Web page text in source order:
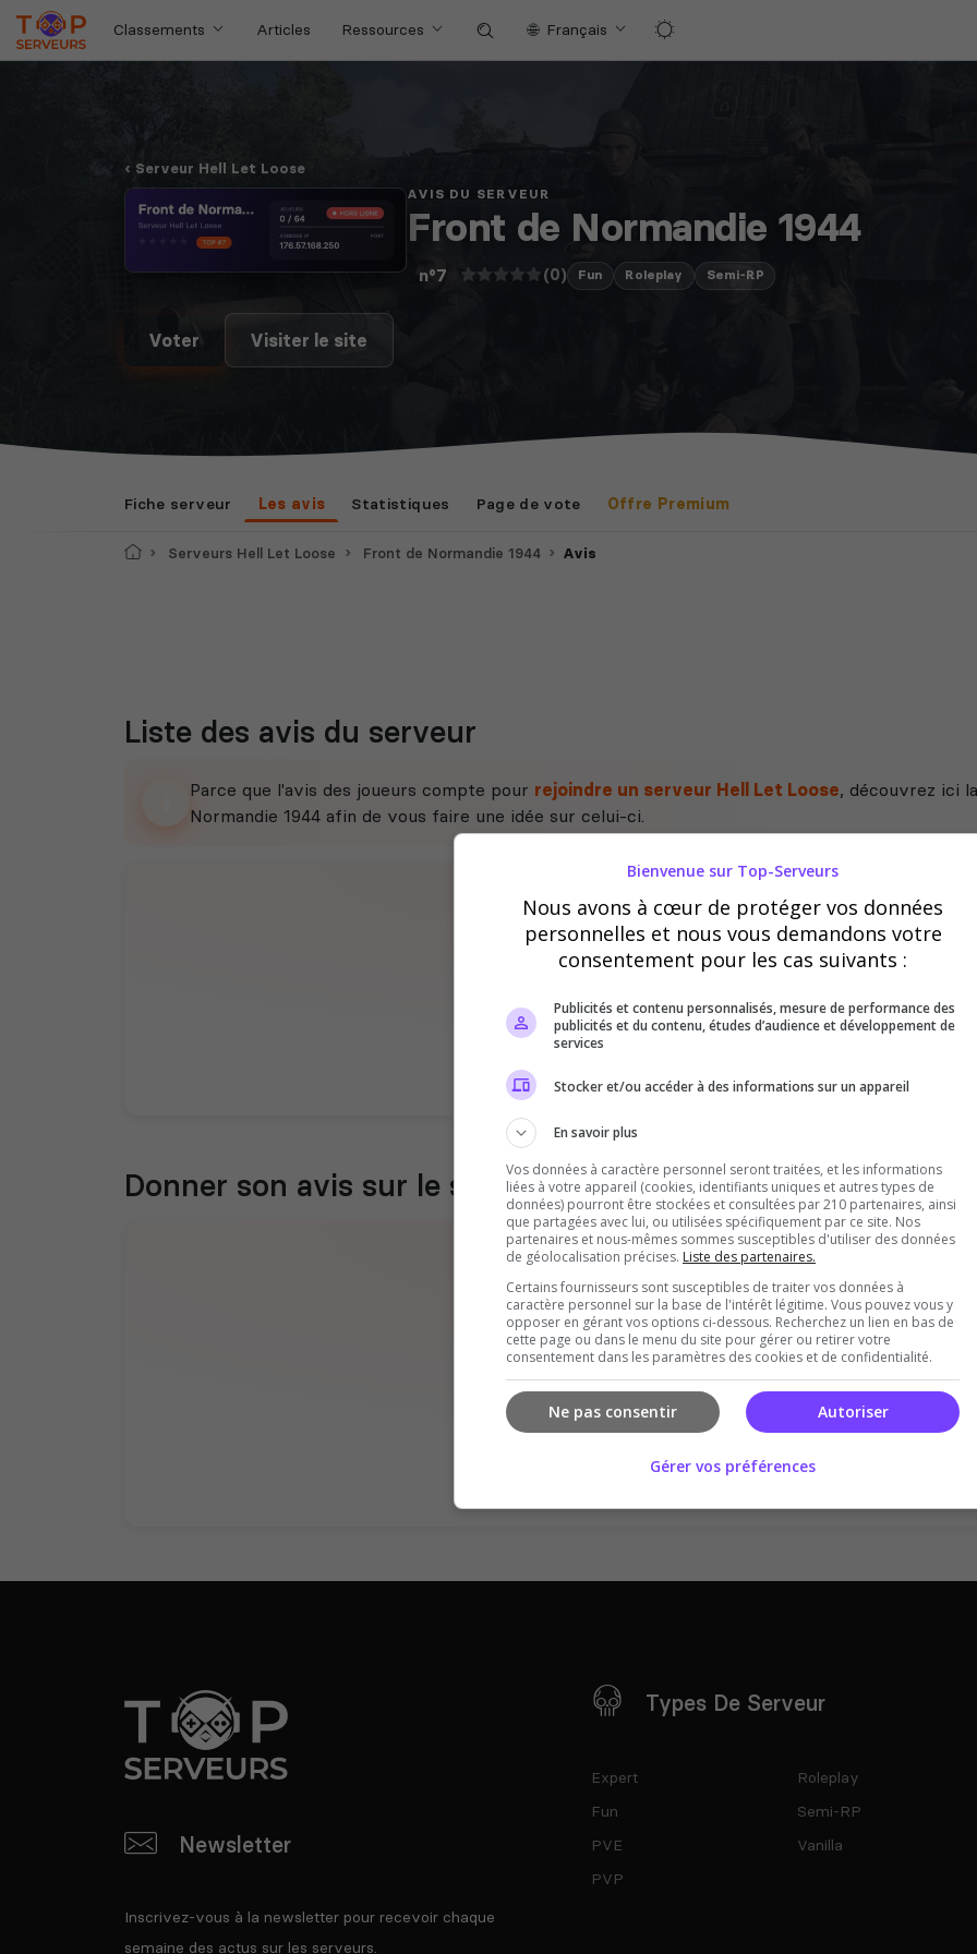
Classements Articles Ressources Français
Serveur Hell Let Loose
AVIS DU SERVEUR
Front de Normandie 1944
n°7 (0) Fun Roleplay Semi-RP
Voter Visiter le site
Fiche serveur Les avis Statistiques Page de vote Offre Premium
AccueilServeurs Hell Let Loose Front de Normandie 1944 Avis
Liste des avis du serveur
Parce que l'avis des joueurs compte pour rejoindre un serveur Hell Let Loose, découvrez ici
Normandie 1944 afin de vous faire une idée sur celui-ci.
Il n'y a pas encore d'avis sur ce serveur.
Staff du serveur
Donner son avis sur le serveur
Vous devez être connecté pour ajouter un avis
sur ce serveur !
Newsletter
Inscrivez-vous à la newsletter pour recevoir chaque
semaine des actus sur les serveurs.
Types De Serveur
Expert
Fun
PVE
PVP
Roleplay
Semi-RP
Vanilla
Bienvenue sur Top-Serveurs
Nous avons à cœur de protéger vos données
personnelles et nous vous demandons votre
consentement pour les cas suivants :
Publicités et contenu personnalisés, mesure de performance des
publicités et du contenu, études d’audience et développement de
services
Stocker et/ou accéder à des informations sur un appareil
En savoir plus
Vos données à caractère personnel seront traitées, et les informations
liées à votre appareil (cookies, identifiants uniques et autres types de
données) pourront être stockées et consultées par 210 partenaires, ainsi
que partagées avec lui, ou utilisées spécifiquement par ce site. Nos
partenaires et nous-mêmes sommes susceptibles d'utiliser des données
de géolocalisation précises. Liste des partenaires.
Certains fournisseurs sont susceptibles de traiter vos données à
caractère personnel sur la base de l'intérêt légitime. Vous pouvez vous y
opposer en gérant vos options ci-dessous. Recherchez un lien en bas de
cette page ou dans le menu du site pour gérer ou retirer votre
consentement dans les paramètres des cookies et de confidentialité.
Autoriser
Ne pas consentir
Gérer vos préférences